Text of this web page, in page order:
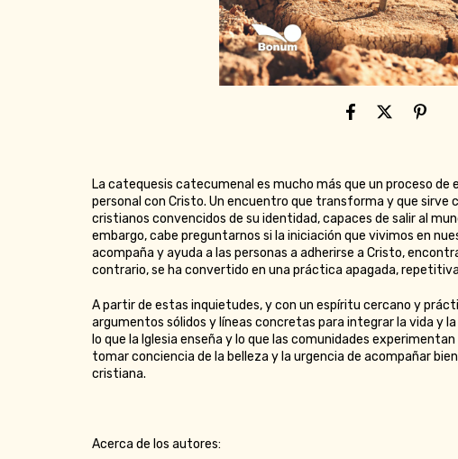
La catequesis catecumenal es mucho más que un proceso de
personal con Cristo. Un encuentro que transforma y que
cristianos convencidos de su identidad, capaces de salir al
embargo, cabe preguntarnos si la iniciación que vivimos en
acompaña y ayuda a las personas a adherirse a Cristo,
contrario, se ha convertido en una práctica apagada,
A partir de estas inquietudes, y con un espíritu cercano y
argumentos sólidos y líneas concretas para integrar la vida y
lo que la Iglesia enseña y lo que las comunidades
tomar conciencia de la belleza y la urgencia de acompañar
cristiana.
Acerca de los autores: